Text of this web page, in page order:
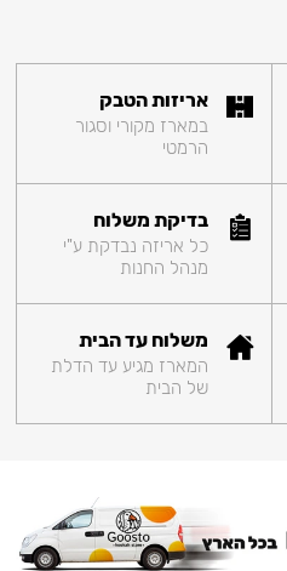
אריזות הטבק
במארז מקורי וסגור
הרמטי
בדיקת משלוח
כל אריזה נבדקת ע"י
מנהל החנות
משלוח עד הבית
המארז מגיע עד הדלת
של הבית